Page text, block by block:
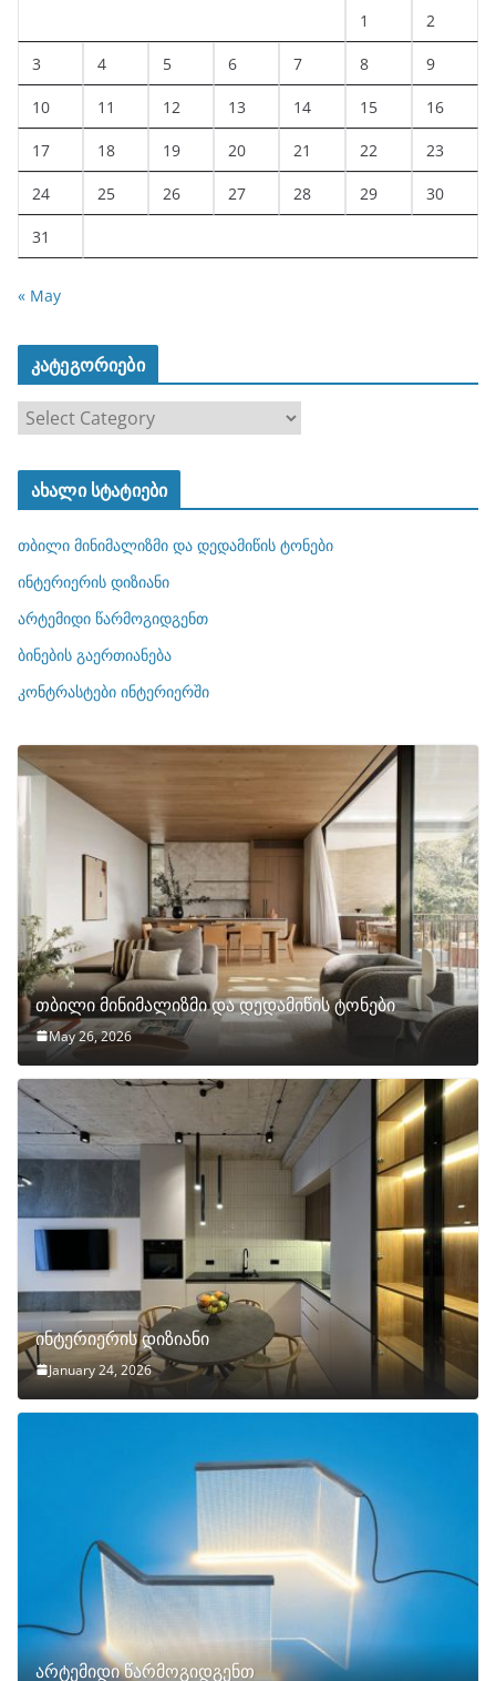
1 2
3 4 5 6 7 8 9
10 11 12 13 14 15 16
17 18 19 20 21 22 23
24 25 26 27 28 29 30
31
« May
კატეგორიები
ტ
ო
რ
ბ
ი
ახალი სტატიები
თბილი მინიმალიზმი და დედამიწის ტონები
ინტერიერის დიზიანი
არტემიდი წარმოგიდგენთ
ბინების გაერთიანება
კონტრასტები ინტერიერში
თბილი მინიმალიზმი და დედამიწის ტონები
May 26, 2026
ინტერიერის დიზიანი
January 24, 2026
არტემიდი წარმოგიდგენთ